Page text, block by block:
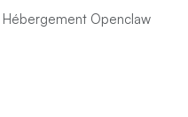
Hébergement Openclaw